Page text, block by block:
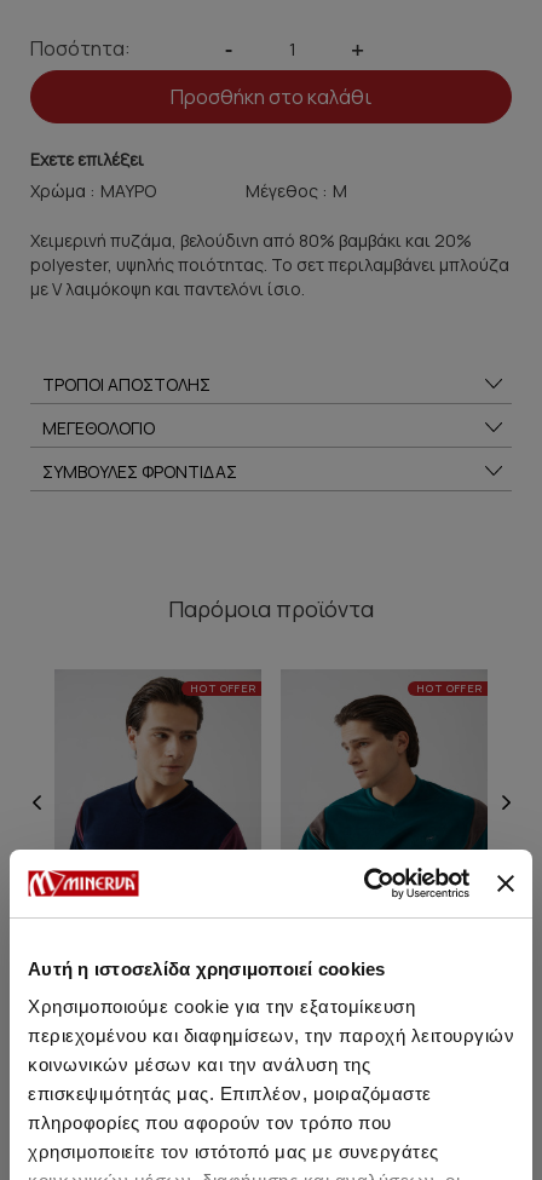
Αυτή η ιστοσελίδα χρησιμοποιεί cookies
Χρησιμοποιούμε cookie για την εξατομίκευση
περιεχομένου και διαφημίσεων, την παροχή λειτουργιών
κοινωνικών μέσων και την ανάλυση της
επισκεψιμότητάς μας. Επιπλέον, μοιραζόμαστε
πληροφορίες που αφορούν τον τρόπο που
χρησιμοποιείτε τον ιστότοπό μας με συνεργάτες
Ποσότητα: - +
Προσθήκη στο καλάθι
Εχετε επιλέξει
Χρώμα :
Μέγεθος :
Χειμερινή πυζάμα, βελούδινη από 80% βαμβάκι και 20%
polyester, υψηλής ποιότητας. To σετ περιλαμβάνει μπλούζα
με V λαιμόκοψη και παντελόνι ίσιο.
ΤΡΟΠΟΙ ΑΠΟΣΤΟΛΗΣ
ΜΕΓΕΘΟΛΟΓΙΟ
ΣΥΜΒΟΥΛΕΣ ΦΡΟΝΤΙΔΑΣ
Παρόμοια προϊόντα
HOT OFFER
Bull Βελούδινη Ανδρική
Πυτζάμα με V λαιμόκοψη
47,50 €
HOT OFFER
Bull Βελούδινη Ανδρική
Πυτζάμα με V λαιμόκοψη
47,50 €